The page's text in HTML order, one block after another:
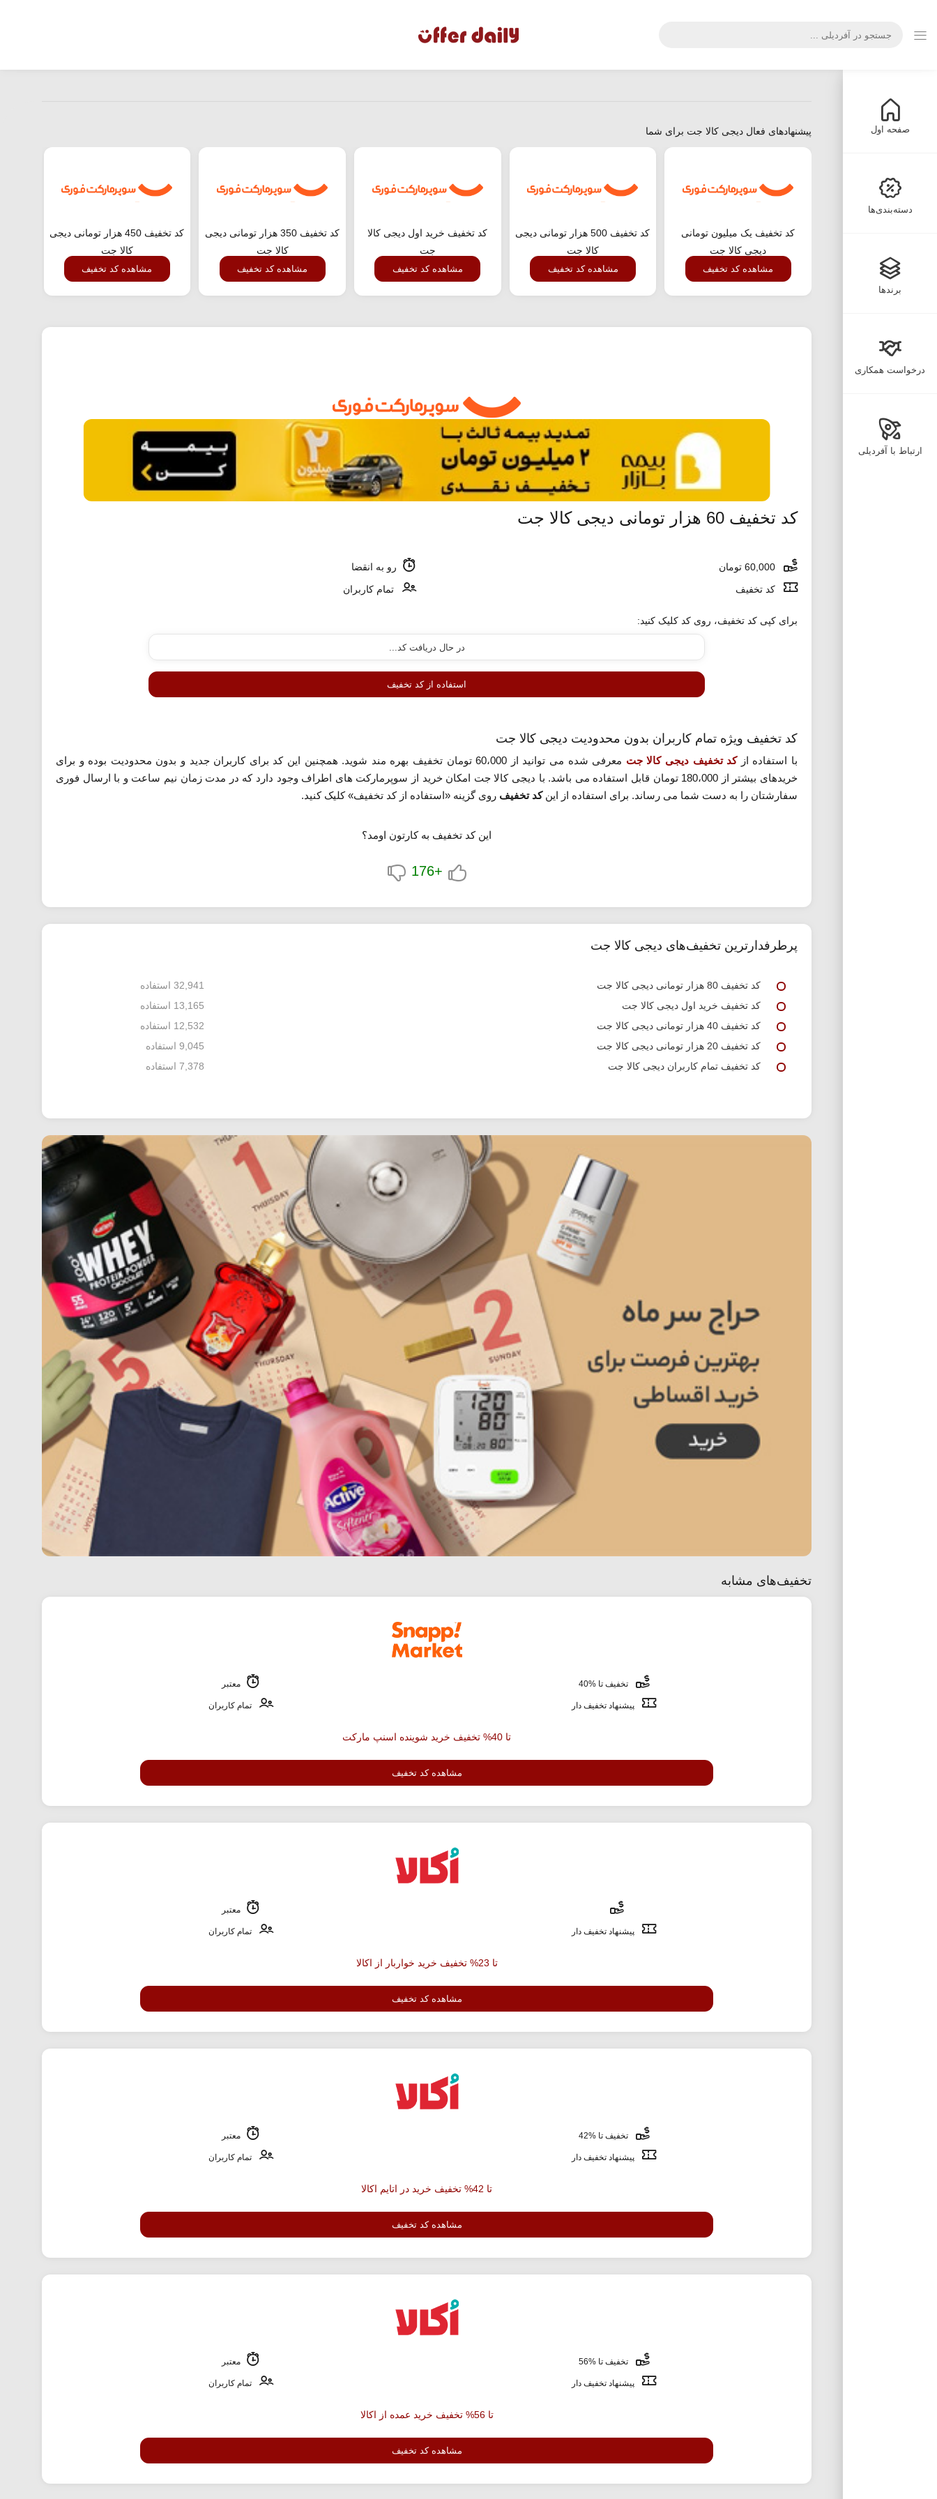
صفحه اول
دسته‌بندی‌ها
برندها
درخواست همکاری
ارتباط با آفردیلی
پیشنهادهای فعال دیجی کالا جت برای شما
کد تخفیف یک میلیون تومانی
دیجی کالا جت
مشاهده کد تخفیف
کد تخفیف 500 هزار تومانی دیجی
کالا جت
مشاهده کد تخفیف
کد تخفیف خرید اول دیجی کالا
جت
مشاهده کد تخفیف
کد تخفیف 350 هزار تومانی دیجی
کالا جت
مشاهده کد تخفیف
کد تخفیف 450 هزار تومانی دیجی
کالا جت
مشاهده کد تخفیف
کد تخفیف 60 هزار تومانی دیجی کالا جت
رو به انقضا
کد تخفیف
تمام کاربران
برای کپی کد تخفیف، روی کد کلیک کنید:
استفاده از کد تخفیف
کد تخفیف ویژه تمام کاربران بدون محدودیت دیجی کالا جت
با استفاده ازکد تخفیف دیجی کالا جت
معرفی شده می توانید از 60،000 تومان تخفیف بهره مند شوید. همچنین این کد برای کاربران جدید و بدون محدودیت بوده و برای
خریدهای بیشتر از 180،000 تومان قابل استفاده می باشد. با دیجی کالا جت امکان خرید از سوپرمارکت های اطراف وجود دارد که در مدت زمان نیم ساعت و با ارسال فوری
سفارشتان را به دست شما می رساند. برای استفاده از اینکد تخفیف روی گزینه «استفاده از کد تخفیف» کلیک کنید.
این کد تخفیف به کارتون اومد؟
+176
پرطرفدارترین تخفیف‌های دیجی کالا جت
کد تخفیف 80 هزار تومانی دیجی کالا جت
32,941 استفاده
کد تخفیف خرید اول دیجی کالا جت
13,165 استفاده
کد تخفیف 40 هزار تومانی دیجی کالا جت
12,532 استفاده
کد تخفیف 20 هزار تومانی دیجی کالا جت
9,045 استفاده
کد تخفیف تمام کاربران دیجی کالا جت
7,378 استفاده
تخفیف‌های مشابه
تخفیف تا %40 معتبر
پیشنهاد تخفیف دار تمام کاربران
تا 40% تخفیف خرید شوینده اسنپ مارکت
مشاهده کد تخفیف
معتبر
پیشنهاد تخفیف دار تمام کاربران
تا 23% تخفیف خرید خواربار از اکالا
مشاهده کد تخفیف
تخفیف تا %42 معتبر
پیشنهاد تخفیف دار تمام کاربران
تا 42% تخفیف خرید در اتایم اکالا
مشاهده کد تخفیف
تخفیف تا %56 معتبر
پیشنهاد تخفیف دار تمام کاربران
تا 56% تخفیف خرید عمده از اکالا
مشاهده کد تخفیف